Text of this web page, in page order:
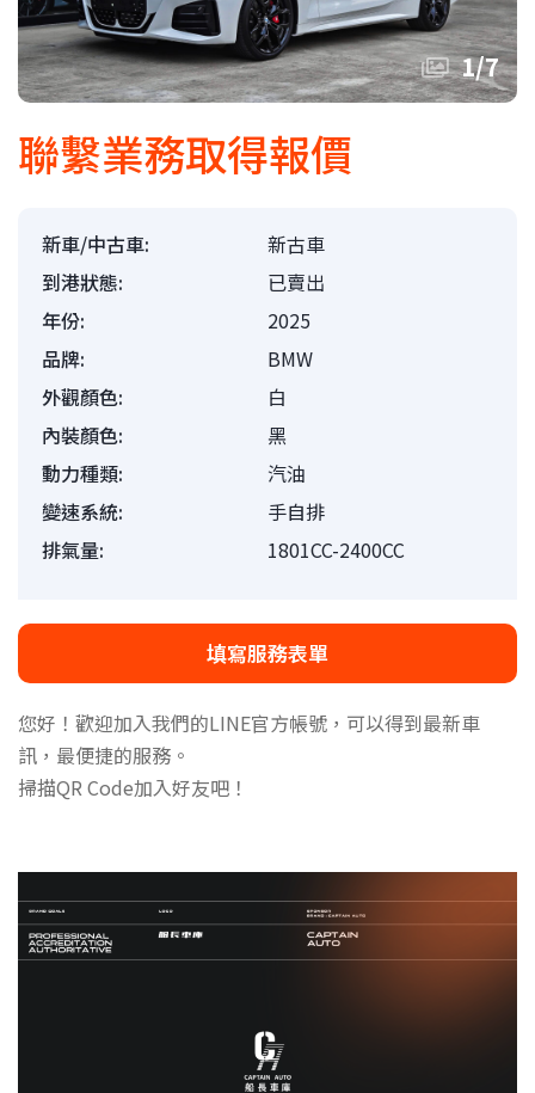
1/7
聯繫業務取得報價
新車/中古車:
新古車
到港狀態:
已賣出
年份:
2025
品牌:
BMW
外觀顏色:
白
內裝顏色:
黑
動力種類:
汽油
變速系統:
手自排
排氣量:
1801CC-2400CC
填寫服務表單
您好！歡迎加入我們的LINE官方帳號，可以得到最新車
訊，最便捷的服務。
掃描QR Code加入好友吧！